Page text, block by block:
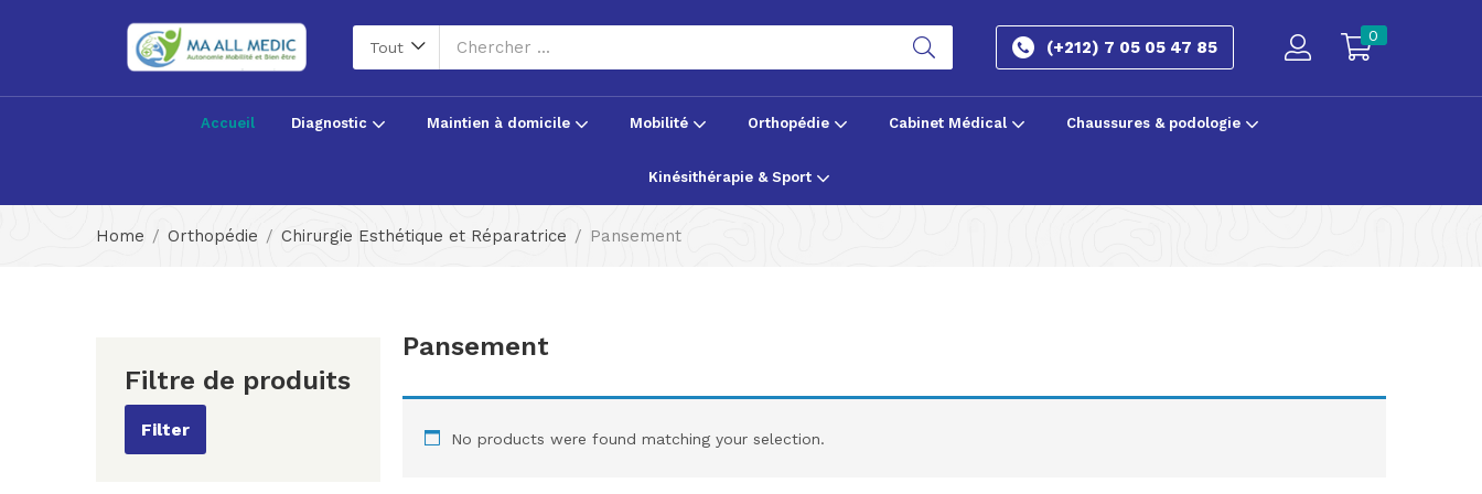
Tout (+212) 7 05 05 47 85
0
Accueil Diagnostic Maintien à domicile Mobilité Orthopédie Cabinet Médical Chaussures & podologie
Kinésithérapie & Sport
Home Orthopédie Chirurgie Esthétique et Réparatrice Pansement
Filtre de produits
Filter
Pansement
No products were found matching your selection.